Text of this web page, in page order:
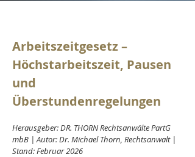
Arbeitszeitgesetz –
Höchstarbeitszeit, Pausen
und
Überstundenregelungen
Herausgeber: DR. THORN Rechtsanwälte PartG
mbB | Autor: Dr. Michael Thorn, Rechtsanwalt |
Stand: Februar 2026